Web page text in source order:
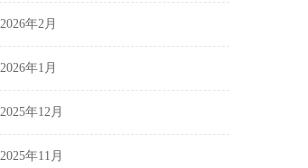
2026年2月
2026年1月
2025年12月
2025年11月